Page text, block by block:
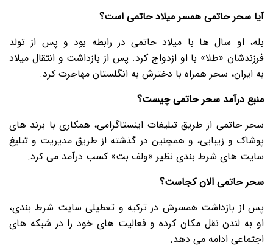
آیا سحر حاتمی همسر میلاد حاتمی است؟
بله، او سال ها با میلاد حاتمی در رابطه بود و پس از تولد
فرزندشان «طلا» با او ازدواج کرد. پس از بازداشت و انتقال میلاد
به ایران، سحر همراه با دخترش به انگلستان مهاجرت کرد.
منبع درآمد سحر حاتمی چیست؟
سحر حاتمی از طریق تبلیغات اینستاگرامی، همکاری با برند های
پوشاک و زیبایی، و همچنین در گذشته از طریق مدیریت و تبلیغ
سایت های شرط بندی نظیر «ولف بت» کسب درآمد می کرد.
سحر حاتمی الان کجاست؟
پس از بازداشت همسرش در ترکیه و تعطیلی سایت شرط بندی،
او به لندن نقل مکان کرده و فعالیت های خود را در شبکه های
اجتماعی ادامه می دهد.